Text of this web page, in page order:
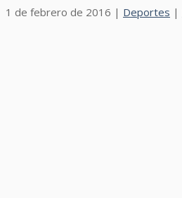
1 de febrero de 2016 | Deportes |